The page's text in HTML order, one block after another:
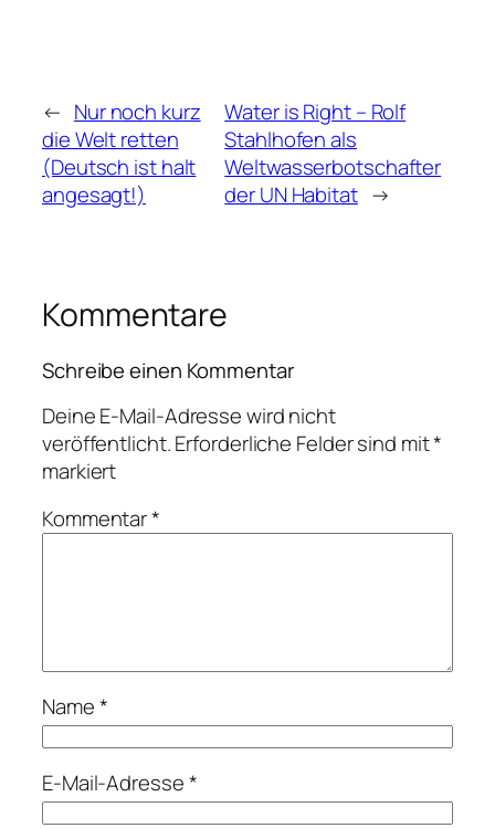
← Nur noch kurz
die Welt retten
(Deutsch ist halt
angesagt!)
Water is Right – Rolf
Stahlhofen als
Weltwasserbotschafter
der UN Habitat →
Kommentare
Schreibe einen Kommentar
Deine E-Mail-Adresse wird nicht
veröffentlicht.Erforderliche Felder sind mit*
markiert
Kommentar*
Name*
E-Mail-Adresse*